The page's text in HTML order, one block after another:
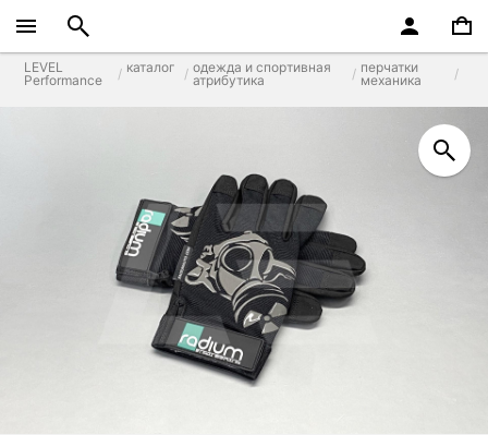
LEVEL
Performance
каталог
одежда и спортивная
атрибутика
перчатки
механика